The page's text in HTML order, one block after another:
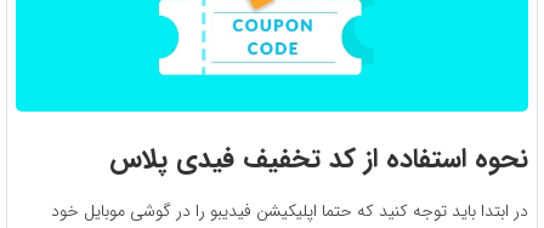
نحوه استفاده از کد تخفیف فیدی پلاس
در ابتدا باید توجه کنید که حتما اپلیکیشن فیدیبو را در گوشی موبایل خود